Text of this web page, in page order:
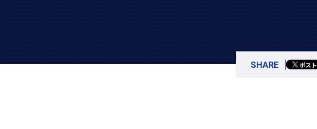
SHARE ポスト